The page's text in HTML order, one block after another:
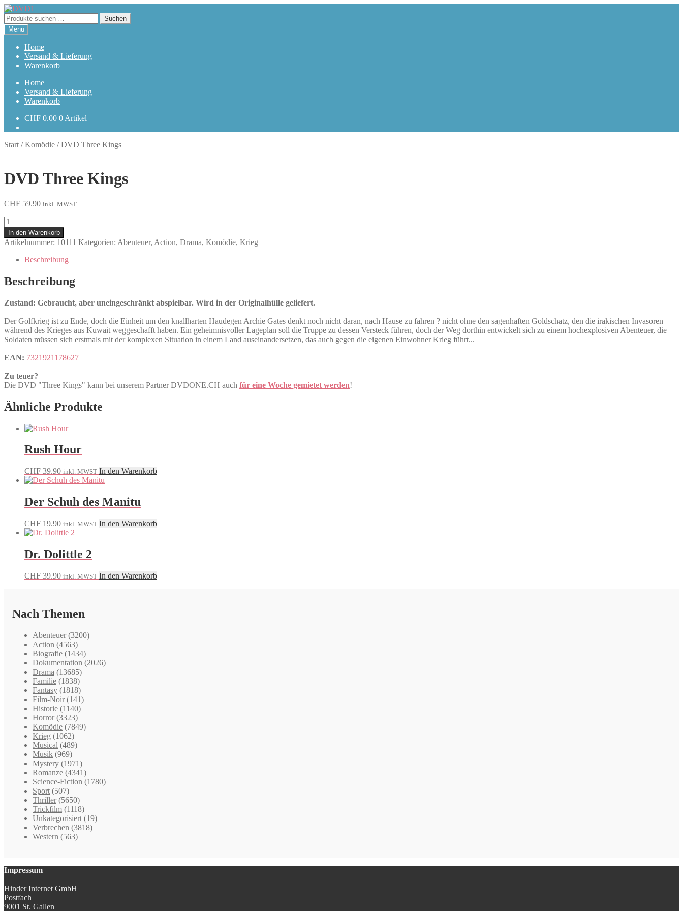
Zur
Navigation
springen
Zum
Inhalt
springen
Suchen
nach:
Suchen
Menü
Home
Versand & Lieferung
Warenkorb
Home
Versand & Lieferung
Warenkorb
CHF 0.00 0 Artikel
Start /Komödie /DVD Three Kings
DVD Three Kings
CHF 59.90 inkl. MWST
Three
Kings
Menge
In den Warenkorb
Artikelnummer: 10111 Kategorien: Abenteuer, Action, Drama, Komödie, Krieg
Beschreibung
Beschreibung
Zustand: Gebraucht, aber uneingeschränkt abspielbar. Wird in der Originalhülle geliefert.
Der Golfkrieg ist zu Ende, doch die Einheit um den knallharten Haudegen Archie Gates denkt noch nicht daran, nach Hause zu fahren ? nicht ohne den sagenhaften Goldschatz, den die irakischen Invasoren
während des Krieges aus Kuwait weggeschafft haben. Ein geheimnisvoller Lageplan soll die Truppe zu dessen Versteck führen, doch der Weg dorthin entwickelt sich zu einem hochexplosiven Abenteuer, die
Soldaten müssen sich erstmals mit der komplexen Situation in einem Land auseinandersetzen, das auch gegen die eigenen Einwohner Krieg führt...
EAN: 7321921178627
Zu teuer?
Die DVD "Three Kings" kann bei unserem Partner DVDONE.CH auch für eine Woche gemietet werden!
Ähnliche Produkte
Rush Hour
CHF 39.90 inkl. MWST In den Warenkorb
Der Schuh des Manitu
CHF 19.90 inkl. MWST In den Warenkorb
Dr. Dolittle 2
CHF 39.90 inkl. MWST In den Warenkorb
Nach Themen
Abenteuer (3200)
Action (4563)
Biografie (1434)
Dokumentation (2026)
Drama (13685)
Familie (1838)
Fantasy (1818)
Film-Noir (141)
Historie (1140)
Horror (3323)
Komödie (7849)
Krieg (1062)
Musical (489)
Musik (969)
Mystery (1971)
Romanze (4341)
Science-Fiction (1780)
Sport (507)
Thriller (5650)
Trickfilm (1118)
Unkategorisiert (19)
Verbrechen (3818)
Western (563)
Impressum
Hinder Internet GmbH
Postfach
9001 St. Gallen